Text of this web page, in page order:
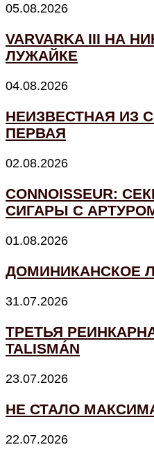
05.08.2026
VARVARKA III НА
ЛУЖАЙКЕ
04.08.2026
НЕИЗВЕСТНАЯ ИЗ
ПЕРВАЯ
02.08.2026
CONNOISSEUR:
СИГАРЫ С
01.08.2026
ДОМИНИКАНСКОЕ
31.07.2026
ТРЕТЬЯ
TALISMÁN
23.07.2026
НЕ СТАЛО
22.07.2026